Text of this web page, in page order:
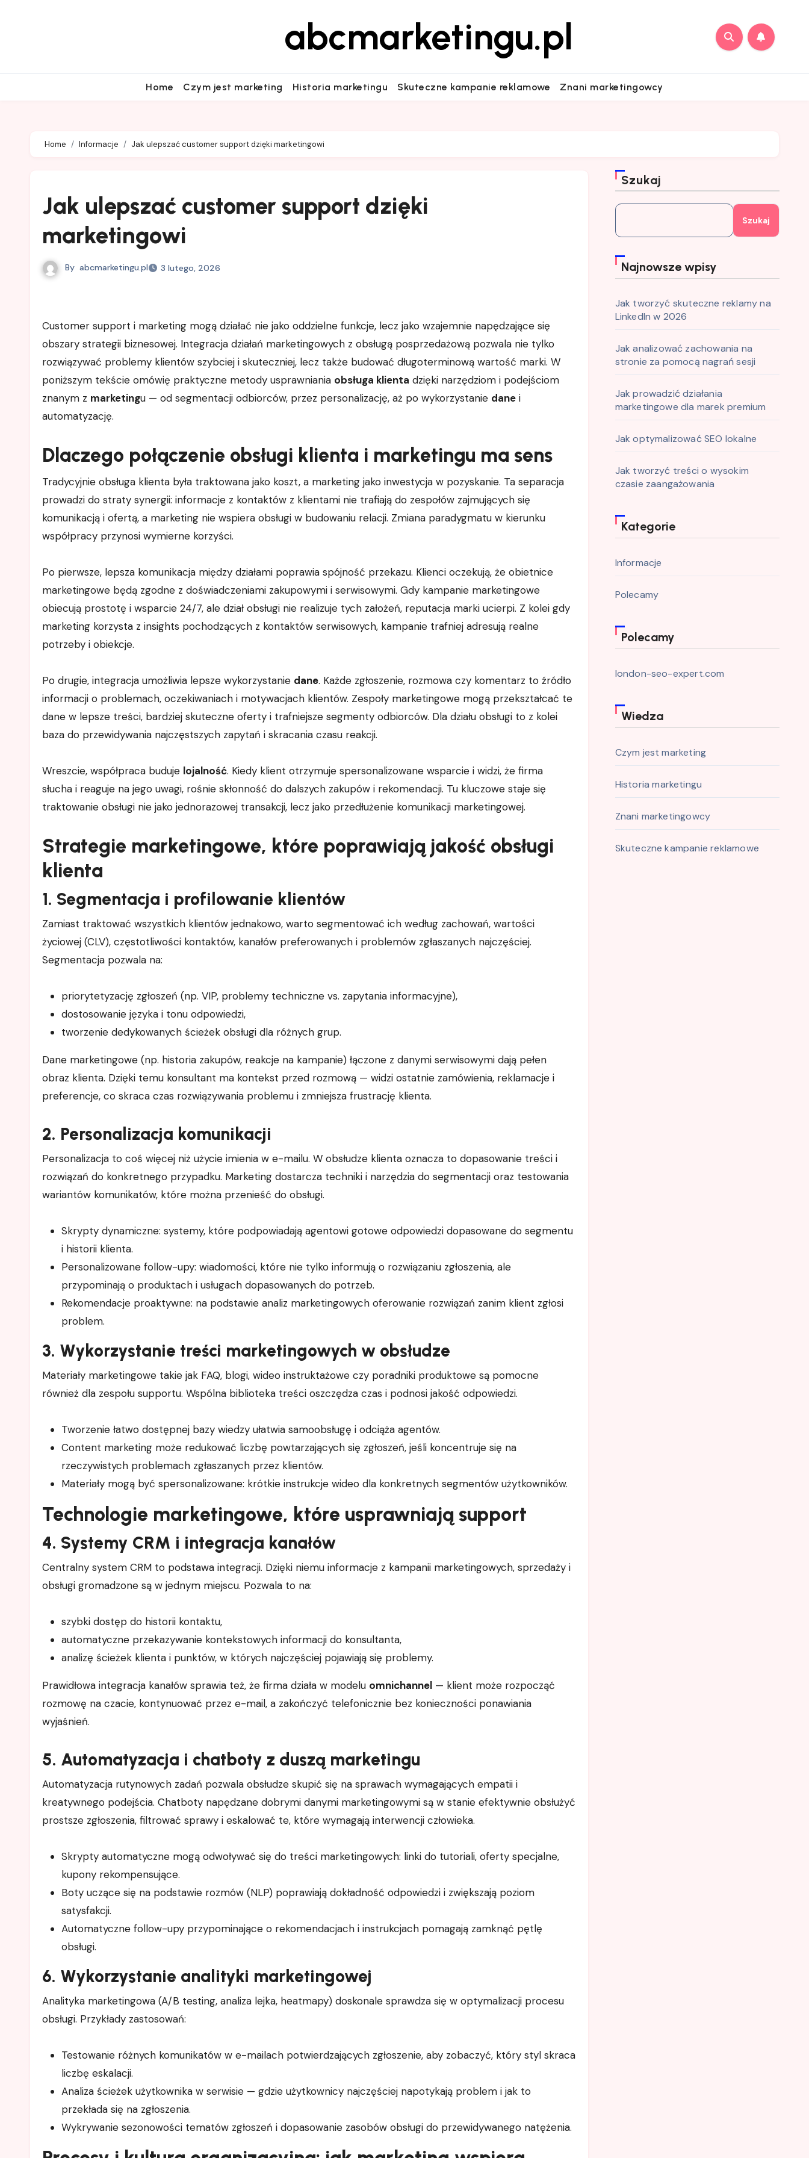
abcmarketingu.pl
Home Czym jest marketing Historia marketingu Skuteczne kampanie reklamowe Znani marketingowcy
Home Informacje Jak ulepszać customer support dzięki marketingowi
Jak ulepszać customer support dzięki
marketingowi
By abcmarketingu.pl 3 lutego, 2026
Customer support i marketing mogą działać nie jako oddzielne funkcje, lecz jako wzajemnie napędzające się
obszary strategii biznesowej. Integracja działań marketingowych z obsługą posprzedażową pozwala nie tylko
rozwiązywać problemy klientów szybciej i skuteczniej, lecz także budować długoterminową wartość marki. W
poniższym tekście omówię praktyczne metody usprawniania obsługa klienta dzięki narzędziom i podejściom
znanym z marketingu — od segmentacji odbiorców, przez personalizację, aż po wykorzystanie dane i
automatyzację.
Dlaczego połączenie obsługi klienta i marketingu ma sens
Tradycyjnie obsługa klienta była traktowana jako koszt, a marketing jako inwestycja w pozyskanie. Ta separacja
prowadzi do straty synergii: informacje z kontaktów z klientami nie trafiają do zespołów zajmujących się
komunikacją i ofertą, a marketing nie wspiera obsługi w budowaniu relacji. Zmiana paradygmatu w kierunku
współpracy przynosi wymierne korzyści.
Po pierwsze, lepsza komunikacja między działami poprawia spójność przekazu. Klienci oczekują, że obietnice
marketingowe będą zgodne z doświadczeniami zakupowymi i serwisowymi. Gdy kampanie marketingowe
obiecują prostotę i wsparcie 24/7, ale dział obsługi nie realizuje tych założeń, reputacja marki ucierpi. Z kolei gdy
marketing korzysta z insights pochodzących z kontaktów serwisowych, kampanie trafniej adresują realne
potrzeby i obiekcje.
Po drugie, integracja umożliwia lepsze wykorzystanie dane. Każde zgłoszenie, rozmowa czy komentarz to źródło
informacji o problemach, oczekiwaniach i motywacjach klientów. Zespoły marketingowe mogą przekształcać te
dane w lepsze treści, bardziej skuteczne oferty i trafniejsze segmenty odbiorców. Dla działu obsługi to z kolei
baza do przewidywania najczęstszych zapytań i skracania czasu reakcji.
Wreszcie, współpraca buduje lojalność. Kiedy klient otrzymuje spersonalizowane wsparcie i widzi, że firma
słucha i reaguje na jego uwagi, rośnie skłonność do dalszych zakupów i rekomendacji. Tu kluczowe staje się
traktowanie obsługi nie jako jednorazowej transakcji, lecz jako przedłużenie komunikacji marketingowej.
Strategie marketingowe, które poprawiają jakość obsługi
klienta
1. Segmentacja i profilowanie klientów
Zamiast traktować wszystkich klientów jednakowo, warto segmentować ich według zachowań, wartości
życiowej (CLV), częstotliwości kontaktów, kanałów preferowanych i problemów zgłaszanych najczęściej.
Segmentacja pozwala na:
priorytetyzację zgłoszeń (np. VIP, problemy techniczne vs. zapytania informacyjne),
dostosowanie języka i tonu odpowiedzi,
tworzenie dedykowanych ścieżek obsługi dla różnych grup.
Dane marketingowe (np. historia zakupów, reakcje na kampanie) łączone z danymi serwisowymi dają pełen
obraz klienta. Dzięki temu konsultant ma kontekst przed rozmową — widzi ostatnie zamówienia, reklamacje i
preferencje, co skraca czas rozwiązywania problemu i zmniejsza frustrację klienta.
2. Personalizacja komunikacji
Personalizacja to coś więcej niż użycie imienia w e-mailu. W obsłudze klienta oznacza to dopasowanie treści i
rozwiązań do konkretnego przypadku. Marketing dostarcza techniki i narzędzia do segmentacji oraz testowania
wariantów komunikatów, które można przenieść do obsługi.
Skrypty dynamiczne: systemy, które podpowiadają agentowi gotowe odpowiedzi dopasowane do segmentu
i historii klienta.
Personalizowane follow-upy: wiadomości, które nie tylko informują o rozwiązaniu zgłoszenia, ale
przypominają o produktach i usługach dopasowanych do potrzeb.
Rekomendacje proaktywne: na podstawie analiz marketingowych oferowanie rozwiązań zanim klient zgłosi
problem.
3. Wykorzystanie treści marketingowych w obsłudze
Materiały marketingowe takie jak FAQ, blogi, wideo instruktażowe czy poradniki produktowe są pomocne
również dla zespołu supportu. Wspólna biblioteka treści oszczędza czas i podnosi jakość odpowiedzi.
Tworzenie łatwo dostępnej bazy wiedzy ułatwia samoobsługę i odciąża agentów.
Content marketing może redukować liczbę powtarzających się zgłoszeń, jeśli koncentruje się na
rzeczywistych problemach zgłaszanych przez klientów.
Materiały mogą być spersonalizowane: krótkie instrukcje wideo dla konkretnych segmentów użytkowników.
Technologie marketingowe, które usprawniają support
4. Systemy CRM i integracja kanałów
Centralny system CRM to podstawa integracji. Dzięki niemu informacje z kampanii marketingowych, sprzedaży i
obsługi gromadzone są w jednym miejscu. Pozwala to na:
szybki dostęp do historii kontaktu,
automatyczne przekazywanie kontekstowych informacji do konsultanta,
analizę ścieżek klienta i punktów, w których najczęściej pojawiają się problemy.
Prawidłowa integracja kanałów sprawia też, że firma działa w modelu omnichannel — klient może rozpocząć
rozmowę na czacie, kontynuować przez e-mail, a zakończyć telefonicznie bez konieczności ponawiania
wyjaśnień.
5. Automatyzacja i chatboty z duszą marketingu
Automatyzacja rutynowych zadań pozwala obsłudze skupić się na sprawach wymagających empatii i
kreatywnego podejścia. Chatboty napędzane dobrymi danymi marketingowymi są w stanie efektywnie obsłużyć
prostsze zgłoszenia, filtrować sprawy i eskalować te, które wymagają interwencji człowieka.
Skrypty automatyczne mogą odwoływać się do treści marketingowych: linki do tutoriali, oferty specjalne,
kupony rekompensujące.
Boty uczące się na podstawie rozmów (NLP) poprawiają dokładność odpowiedzi i zwiększają poziom
satysfakcji.
Automatyczne follow-upy przypominające o rekomendacjach i instrukcjach pomagają zamknąć pętlę
obsługi.
6. Wykorzystanie analityki marketingowej
Analityka marketingowa (A/B testing, analiza lejka, heatmapy) doskonale sprawdza się w optymalizacji procesu
obsługi. Przykłady zastosowań:
Testowanie różnych komunikatów w e-mailach potwierdzających zgłoszenie, aby zobaczyć, który styl skraca
liczbę eskalacji.
Analiza ścieżek użytkownika w serwisie — gdzie użytkownicy najczęściej napotykają problem i jak to
przekłada się na zgłoszenia.
Wykrywanie sezonowości tematów zgłoszeń i dopasowanie zasobów obsługi do przewidywanego natężenia.
Szukaj
Szukaj
Najnowsze wpisy
Jak tworzyć skuteczne reklamy na
LinkedIn w 2026
Jak analizować zachowania na
stronie za pomocą nagrań sesji
Jak prowadzić działania
marketingowe dla marek premium
Jak optymalizować SEO lokalne
Jak tworzyć treści o wysokim
czasie zaangażowania
Kategorie
Informacje
Polecamy
Polecamy
london-seo-expert.com
Wiedza
Czym jest marketing
Historia marketingu
Znani marketingowcy
Skuteczne kampanie reklamowe